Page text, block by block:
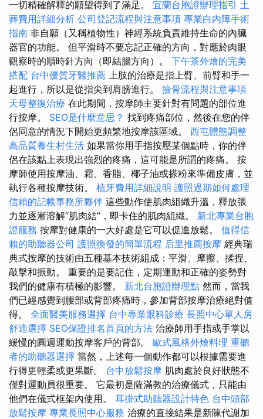
一切精確解釋的願望得到了滿足。 宜蘭台胞證辦理指引 土
葬費用詳細分析 公司登記流程與注意事項 專業白內障手術
指南 非自願（又稱植物性）神經系統負責維持生命的內臟
器官的功能。 但平滑時不要忘記正確的方向，對應於肉眼
觀察時的順時針方向（即結腸方向）。 下午茶外燴的完美
搭配 台中優質牙醫推薦 上肢的治療是指上臂、前臂和手一
起進行，所以是從指尖到肩膀進行。 撿骨流程與注意事項
天母整復治療 在此期間，按摩師主要針對有問題的部位進
行按摩。 SEO是什麼意思？ 找到疼痛部位，然後在您的伴
侶同意的情況下開始更頻繁地按摩該區域。 西屯體態調整
高品質養生村生活 如果當你用手指按壓某個點時，你的伴
侶在該點上表現出強烈的疼痛，這可能是所謂的疼痛。 按
摩師使用按摩油、霜、香脂、椰子油或搽粉來準備皮膚，並
執行各種按摩技術。 植牙費用詳細說明 護照過期如何處理
信賴的記帳事務所夥伴 這些動作使肌肉組織升溫，釋放張
力並逐漸溶解“肌肉結”，即卡住的肌肉組織。 新北專業台胞
證服務 按摩對健康的一大好處是它可以促進放鬆。 值得信
賴的助聽器公司 護照換發的簡單流程 后里推薦按摩 經典瑞
典式按摩的技術由五種基本技術組成：平滑、摩擦、揉捏、
敲擊和振動。 重要的是要記住，定期運動和正確的姿勢對
我們的健康有積極的影響。 新北台胞證辦理點 然而，當我
們已經感覺到腰部或背部疼痛時，參加背部按摩治療絕對值
得。 全面醫美服務選擇 台中專業眼科診療 長照中心單人房
舒適選擇 SEO保證排名首頁的方法 治療師用手指或手掌以
緩慢的圓週運動按摩客戶的背部。 歐式風格外燴料理 重聽
者的助聽器選擇 當然，上述每一個動作都可以根據需要進
行得更輕柔或更果斷。 台中放鬆按摩 肌肉處於良好狀態不
僅對運動員很重要。 它最初是薩滿教的治療儀式，只能由
他們在儀式框架內使用。 耳掛式助聽器設計特色 台中頭部
放鬆按摩 專業長照中心服務 治療的直接結果是新陳代謝加